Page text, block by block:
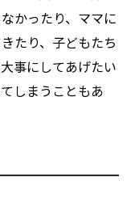
かったり、ママに
たり、子どもたち
事にしてあげたい
しまうこともあ